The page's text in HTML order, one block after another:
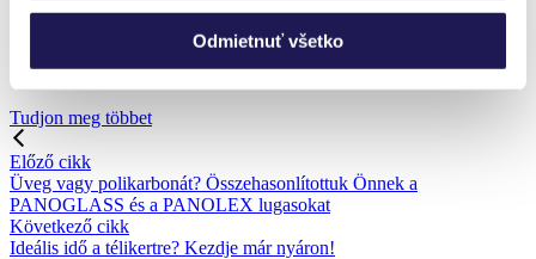
Odmietnuť všetko
oppo_0
Tudjon meg többet
Előző cikk
Üveg vagy polikarbonát? Összehasonlítottuk Önnek a
PANOGLASS és a PANOLEX lugasokat
Következő cikk
Ideális idő a télikertre? Kezdje már nyáron!